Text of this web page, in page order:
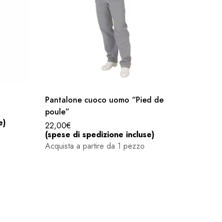
Pantalone cuoco uomo “Pied de
poule”
22,00€
(spese di spedizione incluse)
Acquista a partire da 1 pezzo